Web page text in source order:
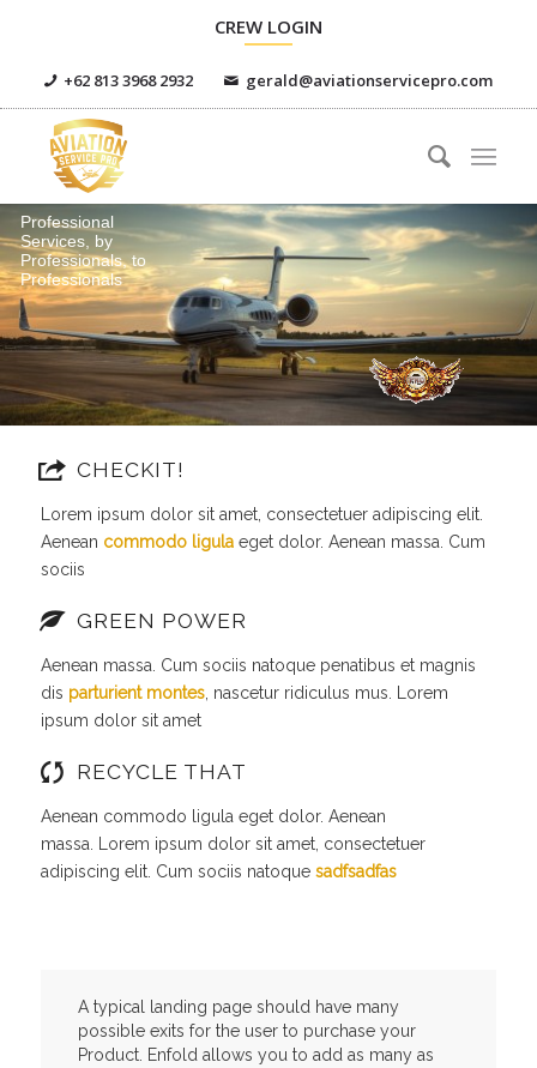
CREW LOGIN
+62 813 3968 2932 gerald@aviationservicepro.com
Professional
Services, by
Professionals, to
Professionals
CHECKIT!
Lorem ipsum dolor sit amet, consectetuer adipiscing elit.
Aenean commodo ligulaeget dolor. Aenean massa. Cum
sociis
GREEN POWER
Aenean massa. Cum sociis natoque penatibus et magnis
dis parturient montes, nascetur ridiculus mus. Lorem
ipsum dolor sit amet
RECYCLE THAT
Aenean commodo ligula eget dolor. Aenean
massa. Lorem ipsum dolor sit amet, consectetuer
adipiscing elit. Cum sociis natoque sadfsadfas
A typical landing page should have many
possible exits for the user to purchase your
Product. Enfold allows you to add as many as